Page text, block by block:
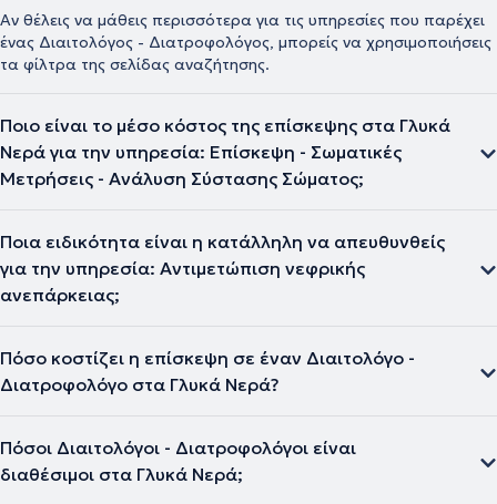
Αν θέλεις να μάθεις περισσότερα για τις υπηρεσίες που παρέχει
ένας Διαιτολόγος - Διατροφολόγος, μπορείς να χρησιμοποιήσεις
τα φίλτρα της σελίδας αναζήτησης.
Ποιο είναι το μέσο κόστος της επίσκεψης στα Γλυκά
Νερά για την υπηρεσία: Επίσκεψη - Σωματικές
Μετρήσεις - Ανάλυση Σύστασης Σώματος;
Ποια ειδικότητα είναι η κατάλληλη να απευθυνθείς
για την υπηρεσία: Αντιμετώπιση νεφρικής
ανεπάρκειας;
Πόσο κοστίζει η επίσκεψη σε έναν Διαιτολόγο -
Διατροφολόγο στα Γλυκά Νερά?
Πόσοι Διαιτολόγοι - Διατροφολόγοι είναι
διαθέσιμοι στα Γλυκά Νερά;